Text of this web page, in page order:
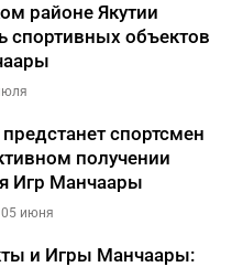
районе Якутии
спортивных объектов
спортсмен
получении
Игр Манчаары
05 июня
и Игры Манчаары: